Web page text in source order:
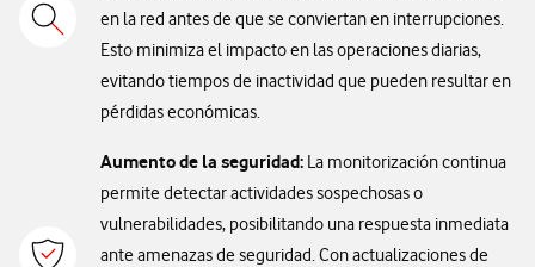
en la red antes de que se conviertan en interrupciones.
Esto minimiza el impacto en las operaciones diarias,
evitando tiempos de inactividad que pueden resultar en
pérdidas económicas.
Aumento de la seguridad: La monitorización continua
permite detectar actividades sospechosas o
vulnerabilidades, posibilitando una respuesta inmediata
ante amenazas de seguridad. Con actualizaciones de